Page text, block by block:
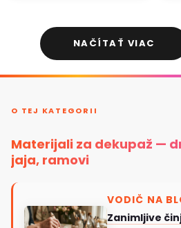
NAČÍTAŤ VIAC
O TEJ KATEGORII
Materijali za dekupaž —
jaja, ramovi
VODIČ NA
Zanimljive